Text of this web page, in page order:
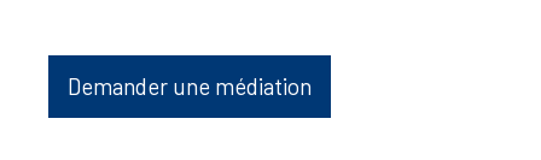
Demander une médiation